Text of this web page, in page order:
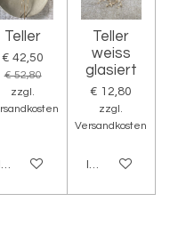
Teller
€ 42,50
€ 52,80
zzgl.
In den Warenkorb
Teller
weiss
glasiert
€ 12,80
zzgl.
Versandkosten
In den